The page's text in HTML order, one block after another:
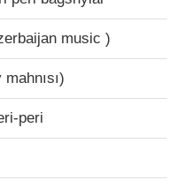
music )
peri